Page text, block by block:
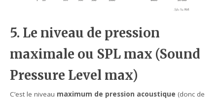
5. Le niveau de pression
maximale ou SPL max (Sound
Pressure Level max)
C’est le niveau maximum de pression acoustique (donc de